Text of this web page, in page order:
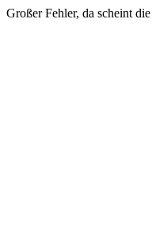
Großer Fehler, da scheint